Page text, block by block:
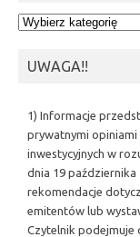
Kategorie
UWAGA!!
1) Informacje
prywatnymi
inwestycyjnych w
dnia 19
rekomendacje
emitentów lub
Czytelnik podejmuje